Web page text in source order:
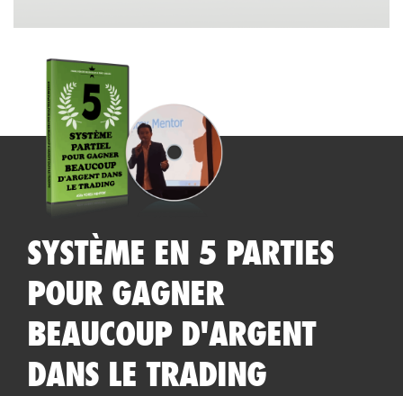
SYSTÈME EN 5 PARTIES
POUR GAGNER
BEAUCOUP D'ARGENT
DANS LE TRADING